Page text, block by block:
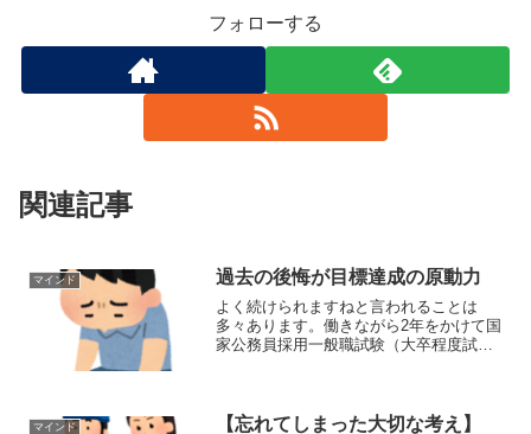
フォローする
関連記事
マインド 過去の後悔が目標達成の原動力
よく続けられますねと言われることは
多々あります。働きながら2年をかけて国
家公務員採用一般職試験（大卒程度試
プのため日々、プログラミング...
マインド 【忘れてしまった大切な考え】